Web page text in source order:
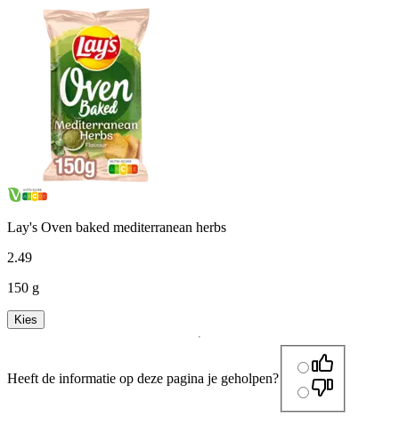
Lay's Oven baked mediterranean herbs
2.49
150 g
Kies
Heeft de informatie op deze pagina je geholpen?